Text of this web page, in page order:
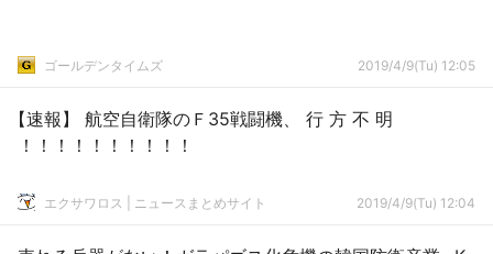
ゴールデンタイムズ 2019/4/9(Tu) 12:05
【速報】 航空自衛隊のＦ35戦闘機、 行 方 不 明
！！！！！！！！！！
エクサワロス | ニュースまとめサイト 2019/4/9(Tu) 12:04